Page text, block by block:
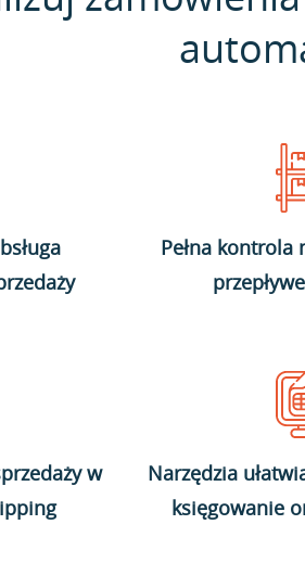
Pełna kontrola
w
Narzędzia
księgowanie